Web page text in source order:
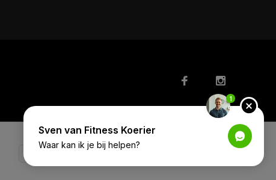
1
Sven van Fitness Koerier
Waar kan ik je bij helpen?